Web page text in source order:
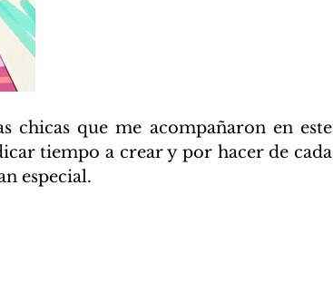
chicas que me acompañaron en este
tiempo a crear y por hacer de cada
especial.